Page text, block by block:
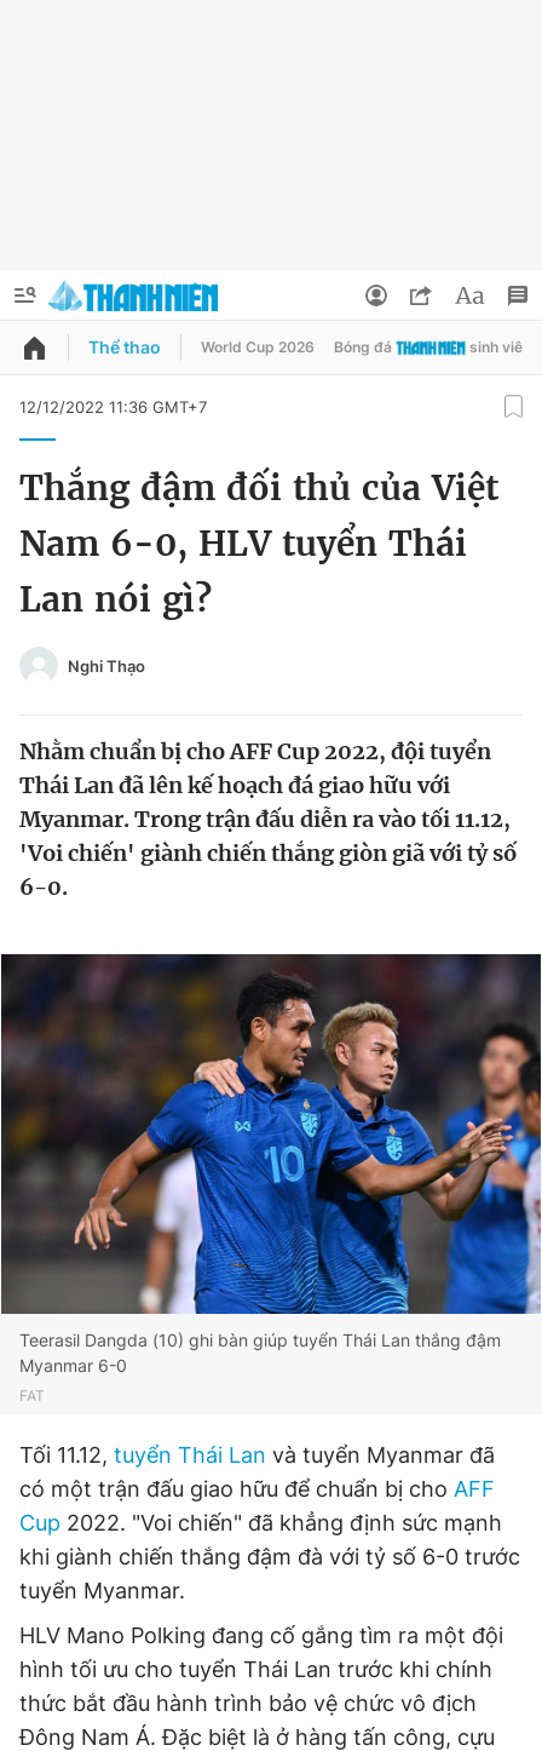
QUẢNG CÁO ĐẶT BÁO
Chuyên mục
Chuyên mục khác
Chào ngày mới
Video Magazine
Sản phẩm khác
Thông tin tòa soạn Liên hệ quảng cáo
Đọc Thanh Niên trên điện thoại
Theo dõi báo trên
Hotline
Đặt báo Quảng cáo RSS Tòa soạn Chính sách bảo
Tổng biên tập: Nguyễn Ngọc Toàn
Phó tổng biên tập thường trực: Hải Thành
Phó tổng biên tập: Lâm Hiếu Dũng
Phó tổng biên tập: Trần Việt Hưng
Tổng thư ký tòa soạn: Đức Trung
Giấy phép xuất bản số 110/GP - BTTTT cấp ngày 24.3.2020
© 2003-2026 Bản quyền thuộc về Báo Thanh Niên. Cấm sao
chép dưới mọi hình thức nếu không có sự chấp thuận bằng văn
bản. Phát triển bởi ePi Technologies, JSC.
Đổi mật khẩu
Tin đã lưu
Tin đã xem
Đăng xuất
Thể thao World Cup 2026 Bóng đá sinh viên
12/12/2022 11:36 GMT+7
Thắng đậm đối thủ của Việt
Nam 6-0, HLV tuyển Thái
Lan nói gì?
Nghi Thạo
Nhằm chuẩn bị cho AFF Cup 2022, đội tuyển
Thái Lan đã lên kế hoạch đá giao hữu với
Myanmar. Trong trận đấu diễn ra vào tối 11.12,
'Voi chiến' giành chiến thắng giòn giã với tỷ số
6-0.
Teerasil Dangda (10) ghi bàn giúp tuyển Thái Lan thắng đậm
Myanmar 6-0
FAT
Tối 11.12, tuyển Thái Lan và tuyển Myanmar đã
có một trận đấu giao hữu để chuẩn bị cho AFF
Cup 2022. "Voi chiến" đã khẳng định sức mạnh
khi giành chiến thắng đậm đà với tỷ số 6-0 trước
tuyển Myanmar.
HLV Mano Polking đang cố gắng tìm ra một đội
hình tối ưu cho tuyển Thái Lan trước khi chính
thức bắt đầu hành trình bảo vệ chức vô địch
Đông Nam Á. Đặc biệt là ở hàng tấn công, cựu